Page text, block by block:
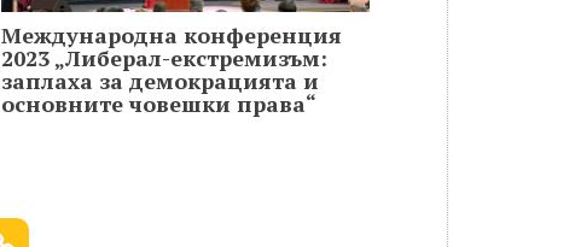
Международна конференция
2023 „Либерал-екстремизъм:
заплаха за демокрацията и
основните човешки права“